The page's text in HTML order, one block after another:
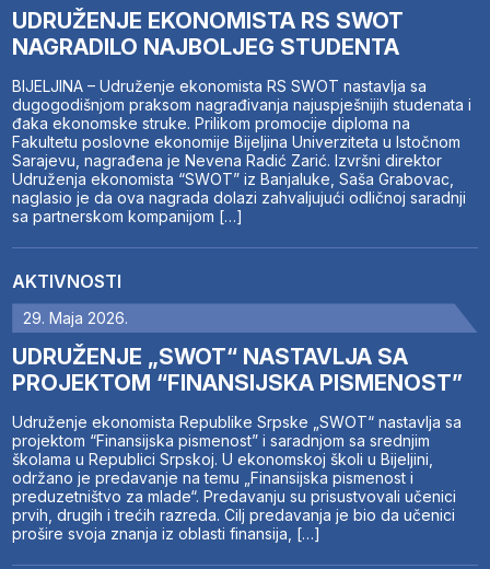
UDRUŽENJE EKONOMISTA RS SWOT
NAGRADILO NAJBOLJEG STUDENTA
BIJELJINA – Udruženje ekonomista RS SWOT nastavlja sa
dugogodišnjom praksom nagrađivanja najuspješnijih studenata i
đaka ekonomske struke. Prilikom promocije diploma na
Fakultetu poslovne ekonomije Bijeljina Univerziteta u Istočnom
Sarajevu, nagrađena je Nevena Radić Zarić. Izvršni direktor
Udruženja ekonomista “SWOT” iz Banjaluke, Saša Grabovac,
naglasio je da ova nagrada dolazi zahvaljujući odličnoj saradnji
sa partnerskom kompanijom […]
AKTIVNOSTI
29. Maja 2026.
UDRUŽENJE „SWOT“ NASTAVLJA SA
PROJEKTOM “FINANSIJSKA PISMENOST”
Udruženje ekonomista Republike Srpske „SWOT“ nastavlja sa
projektom “Finansijska pismenost” i saradnjom sa srednjim
školama u Republici Srpskoj. U ekonomskoj školi u Bijeljini,
održano je predavanje na temu „Finansijska pismenost i
preduzetništvo za mlade“. Predavanju su prisustvovali učenici
prvih, drugih i trećih razreda. Cilj predavanja je bio da učenici
prošire svoja znanja iz oblasti finansija, […]